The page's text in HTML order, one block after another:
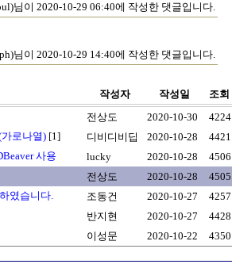
님이 2020-10-29 06:40에 작성한 댓글입니다.
님이 2020-10-29 14:40에 작성한 댓글입니다.
작성자 작성일
조회
전상도 2020-10-30
4224
로나열) [1] 디비디비딥 2020-10-28
4421
사용 lucky 2020-10-28
4506
전상도 2020-10-28
4505
였습니다. 조동건 2020-10-27
4257
반지현 2020-10-27
4428
이성문 2020-10-22 4350